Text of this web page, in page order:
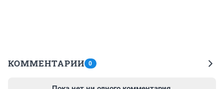
КОММЕНТАРИИ 0